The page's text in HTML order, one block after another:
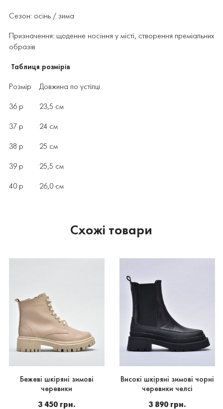
Сезон: осінь / зима
Призначення: щоденне носіння у місті, створення преміальних
образів
Таблиця розмірів
Розмір Довжина по устілці
36 р 23,5 см
37 р 24 см
38 р 25 см
39 р 25,5 см
40 р 26,0 см
Схожі товари
Бежеві шкіряні зимові
черевики
3 450 грн.
Високі шкіряні зимові чорні
черевики челсі
3 890 грн.